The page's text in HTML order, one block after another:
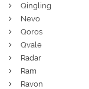
Qingling
Nevo
Qoros
Qvale
Radar
Ram
Ravon